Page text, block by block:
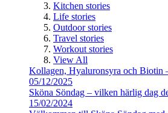
Kitchen stories
Life stories
Outdoor stories
Travel stories
Workout stories
View All
Kollagen, Hyaluronsyra och Biotin
05/12/2025
Sköna Söndag – vilken härlig dag
15/02/2024